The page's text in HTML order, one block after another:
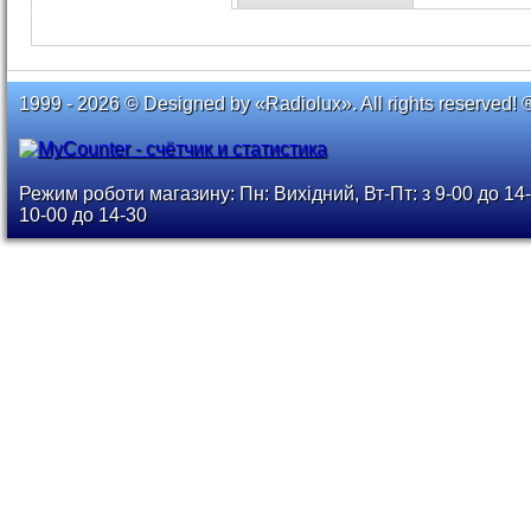
1999 - 2026 © Designed by «Radiolux». All rights reserved!
Режим роботи магазину: Пн: Вихідний, Вт-Пт: з 9-00 до
10-00 до 14-30